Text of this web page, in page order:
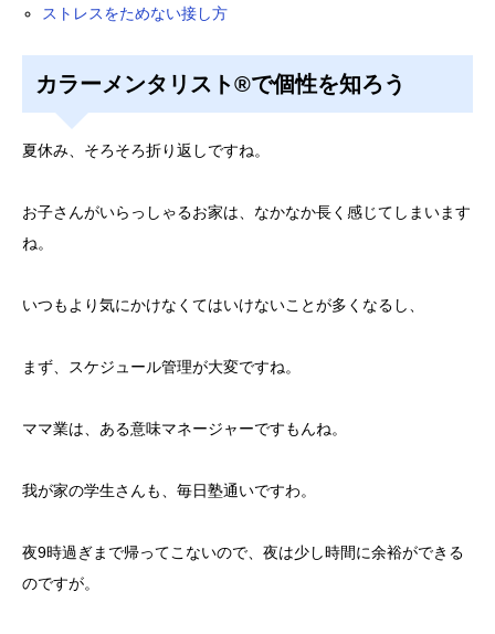
ストレスをためない接し方
カラーメンタリスト®で個性を知ろう
夏休み、そろそろ折り返しですね。
お子さんがいらっしゃるお家は、なかなか長く感じてしまいます
ね。
いつもより気にかけなくてはいけないことが多くなるし、
まず、スケジュール管理が大変ですね。
ママ業は、ある意味マネージャーですもんね。
我が家の学生さんも、毎日塾通いですわ。
夜9時過ぎまで帰ってこないので、夜は少し時間に余裕ができる
のですが。